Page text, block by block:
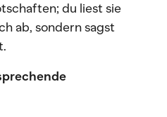
du liest sie
ab, sondern sagst